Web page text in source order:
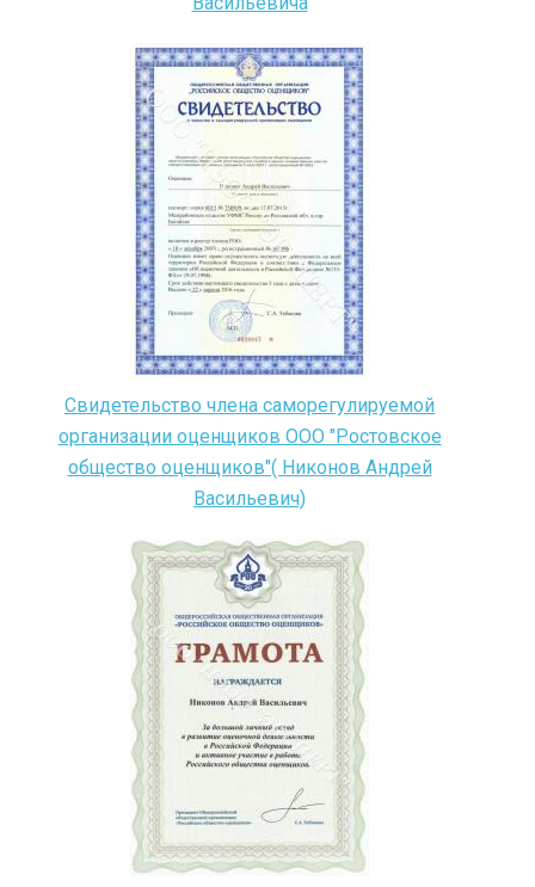
Свидетельство члена саморегулируемой
организации оценщиков ООО "Ростовское
общество оценщиков"( Никонов Андрей
Васильевич)